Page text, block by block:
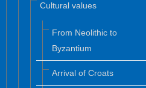
Cultural values
From Neolithic to
Byzantium
Arrival of Croats